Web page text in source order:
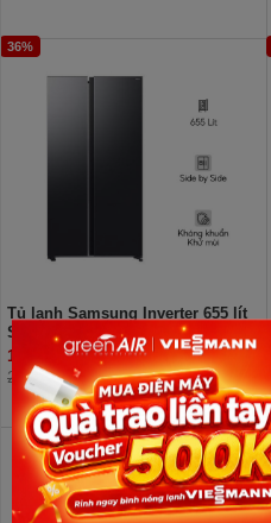
36%
Tủ lạnh Samsung Inverter 655 lít
Side By Side RS70F65Q3FSV
14.090.000đ
22.140.000đ